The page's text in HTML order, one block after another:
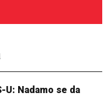
U: Nadamo se da